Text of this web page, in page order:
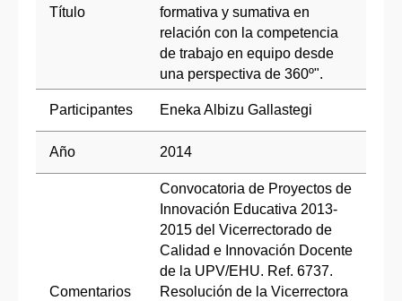
Título
formativa y sumativa en
relación con la competencia
de trabajo en equipo desde
una perspectiva de 360º".
Participantes Eneka Albizu Gallastegi
Año 2014
Comentarios
Convocatoria de Proyectos de
Innovación Educativa 2013-
2015 del Vicerrectorado de
Calidad e Innovación Docente
de la UPV/EHU. Ref. 6737.
Resolución de la Vicerrectora